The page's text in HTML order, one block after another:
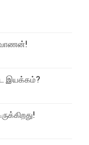
இயக்கம்?